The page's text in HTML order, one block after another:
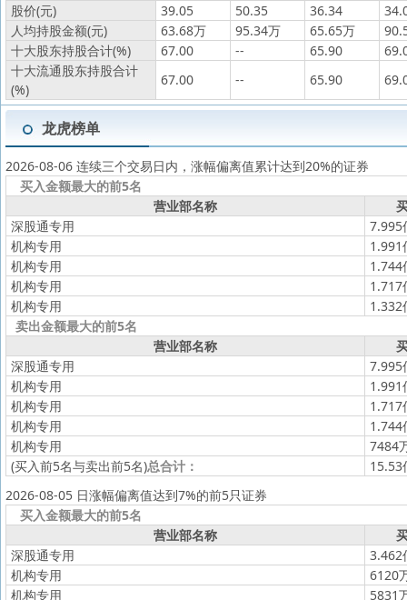
股价(元)
39.05 50.35 36.34
人均持股金额(元)
63.68万 95.34万 65.65万
十大股东持股合计(%)
67.00 -- 65.90
十大流通股东持股合计
(%)
67.00 -- 65.90
龙虎榜单
2026-08-06 连续三个交易日内，涨幅偏离值累计达到20%的证券
买入金额最大的前5名
营业部名称
深股通专用
7.995
机构专用
1.991
机构专用
1.744
机构专用
1.717
机构专用
1.332
卖出金额最大的前5名
营业部名称
深股通专用
7.995
机构专用
1.991
机构专用
1.717
机构专用
1.744
机构专用
7484
(买入前5名与卖出前5名)总合计：
15.53
2026-08-05 日涨幅偏离值达到7%的前5只证券
买入金额最大的前5名
营业部名称
深股通专用
3.462
机构专用
6120
机构专用
5831